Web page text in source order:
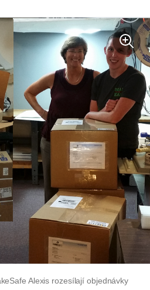
Alexis rozesílají objednávky